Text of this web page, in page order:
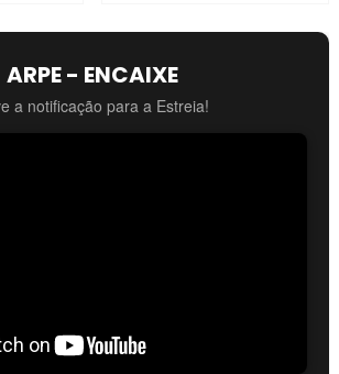
ARPE - ENCAIXE
a notificação para a Estreia!